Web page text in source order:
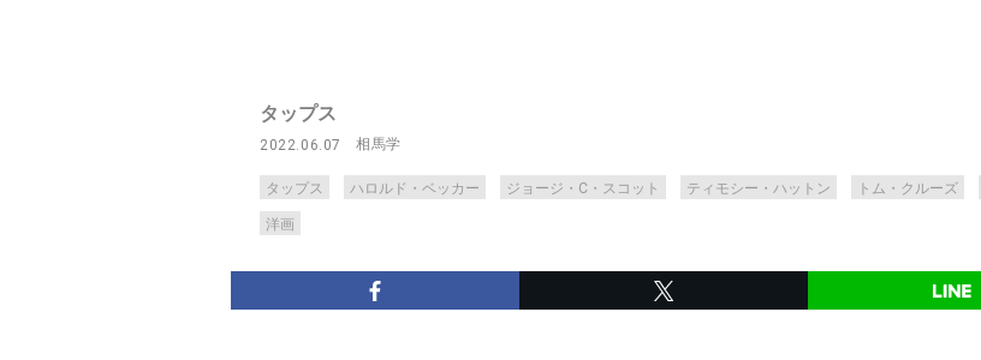
タップス
2022.06.07 相馬学
タップス ハロルド・ベッカー ジョージ・C・スコット ティモシー・ハットン トム・クルーズ
洋画